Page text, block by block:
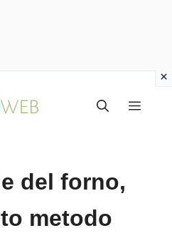
Menu
del forno,
metodo